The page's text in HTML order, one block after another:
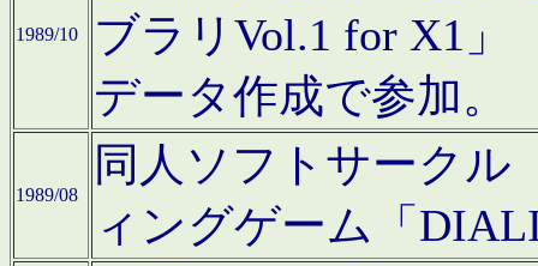
1989/10
ブラリVol.1 for X1」
データ作成で参加。
1989/08
同人ソフトサークル
ィングゲーム「